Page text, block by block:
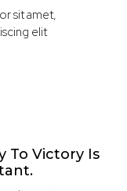
sit amet,
elit
To Victory Is